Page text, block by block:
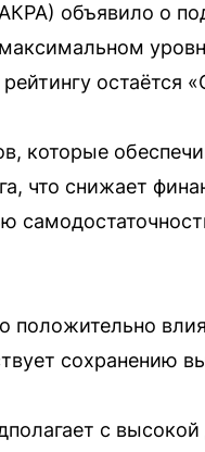
объявило о
остаётся
которые
что снижает
положительно
сохранению
с